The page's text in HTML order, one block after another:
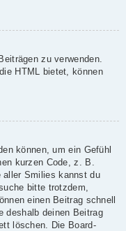
zu verwenden.
HTML bietet, können
können, um ein Gefühl
kurzen Code, z. B.
aller Smilies kannst du
bitte trotzdem,
einen Beitrag schnell
deshalb deinen Beitrag
löschen. Die Board-